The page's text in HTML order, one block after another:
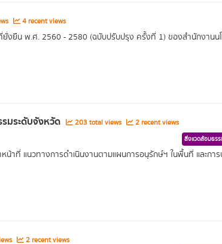
4 recent views
งยืน พ.ศ. 2560 - 2580 (ฉบับปรับปรุง ครั้งที่ 1) ของสำนักงานน
มระดับจังหวัด 203 total views 2 recent views
สิ่งแวดล้อมธร
าที่ แนวทางการดำเนินงานตามแผนการอนุรักษ์ฯ ในพื้นที่ และการ
2 recent views